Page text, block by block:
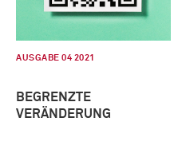
AUSGABE 04 2021
BEGRENZTE
VERÄNDERUNG